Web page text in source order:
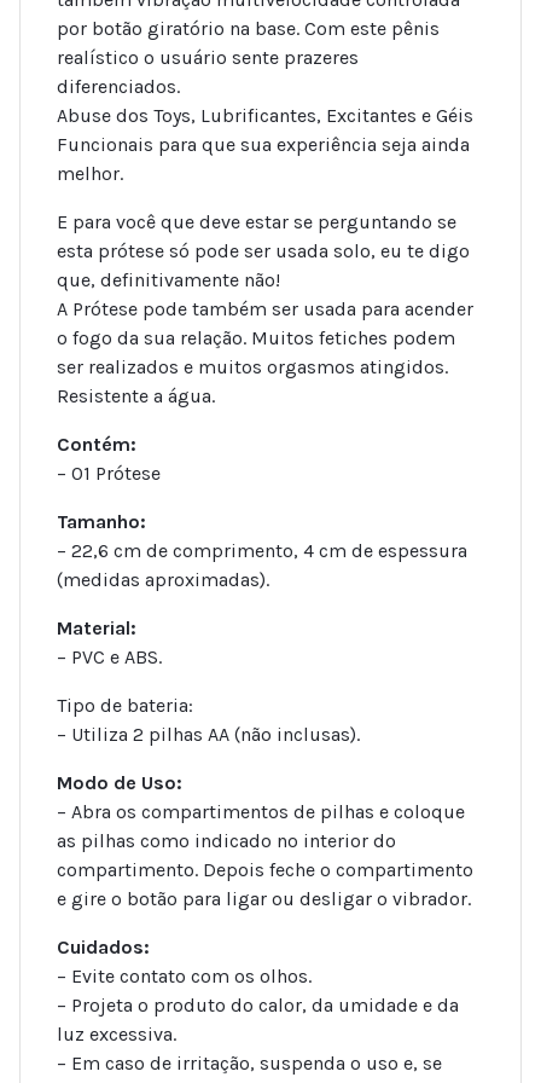
por botão giratório na base. Com este pênis
realístico o usuário sente prazeres
diferenciados.
Abuse dos Toys, Lubrificantes, Excitantes e Géis
Funcionais para que sua experiência seja ainda
melhor.
E para você que deve estar se perguntando se
esta prótese só pode ser usada solo, eu te digo
que, definitivamente não!
A Prótese pode também ser usada para acender
o fogo da sua relação. Muitos fetiches podem
ser realizados e muitos orgasmos atingidos.
Resistente a água.
Contém:
– 01 Prótese
Tamanho:
– 22,6 cm de comprimento, 4 cm de espessura
(medidas aproximadas).
Material:
– PVC e ABS.
Tipo de bateria:
– Utiliza 2 pilhas AA (não inclusas).
Modo de Uso:
– Abra os compartimentos de pilhas e coloque
as pilhas como indicado no interior do
compartimento. Depois feche o compartimento
e gire o botão para ligar ou desligar o vibrador.
Cuidados:
– Evite contato com os olhos.
– Projeta o produto do calor, da umidade e da
luz excessiva.
– Em caso de irritação, suspenda o uso e, se